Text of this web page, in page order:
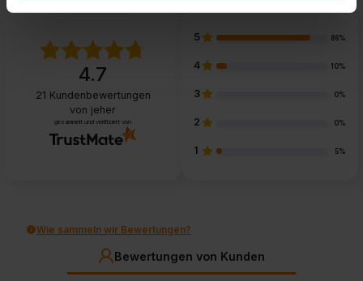
4.7
21 Kundenbewertungen
von jeher
gesammelt und verifiziert von
5 86%
4 10%
3 0%
2 0%
1 5%
Wie sammeln wir Bewertungen?
Bewertungen von Kunden